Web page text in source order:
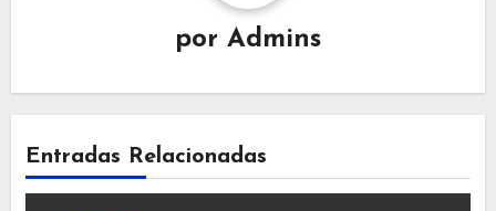
por Admins
Entradas Relacionadas